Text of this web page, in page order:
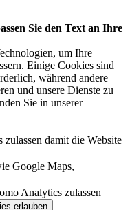
Sie den Text an Ihre
um Ihre
Einige Cookies sind
während andere
und unsere Dienste zu
Sie in unserer
damit die Website
Google Maps,
Analytics zulassen